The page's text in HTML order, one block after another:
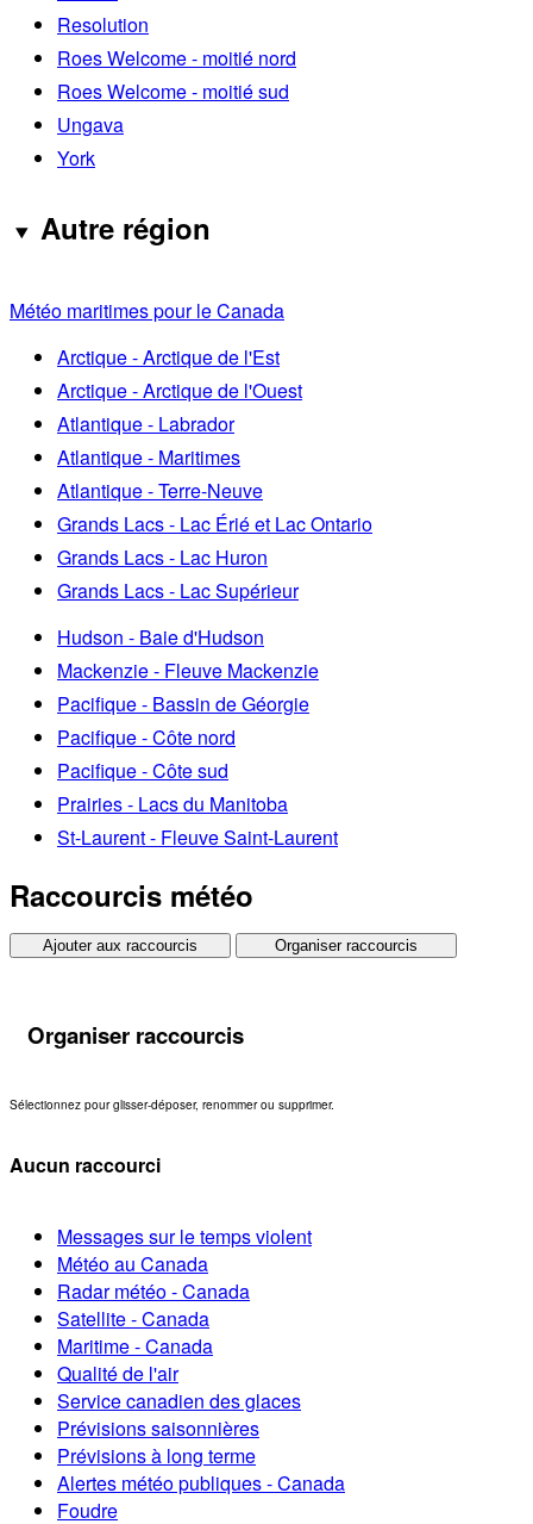
Resolution
Roes Welcome - moitié nord
Roes Welcome - moitié sud
Ungava
York
Autre région
Météo maritimes pour le Canada
Arctique - Arctique de l'Est
Arctique - Arctique de l'Ouest
Atlantique - Labrador
Atlantique - Maritimes
Atlantique - Terre-Neuve
Grands Lacs - Lac Érié et Lac Ontario
Grands Lacs - Lac Huron
Grands Lacs - Lac Supérieur
Hudson - Baie d'Hudson
Mackenzie - Fleuve Mackenzie
Pacifique - Bassin de Géorgie
Pacifique - Côte nord
Pacifique - Côte sud
Prairies - Lacs du Manitoba
St-Laurent - Fleuve Saint-Laurent
Raccourcis météo
Ajouter aux raccourcis Organiser raccourcis
Organiser raccourcis
Sélectionnez pour glisser-déposer, renommer ou supprimer.
Aucun raccourci
Messages sur le temps violent
Météo au Canada
Radar météo - Canada
Satellite - Canada
Maritime - Canada
Qualité de l'air
Service canadien des glaces
Prévisions saisonnières
Prévisions à long terme
Alertes météo publiques - Canada
Foudre